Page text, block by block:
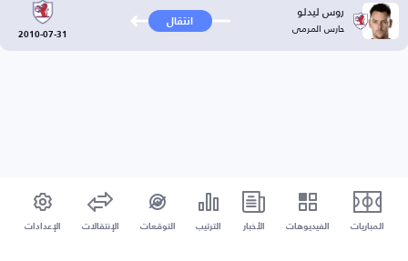
روس ليدلو
حارس المرمى انتقال
2010-07-31
المباريات الفيديوهات الأخبار الترتيب التوقعات الإنتقالات الإعدادات